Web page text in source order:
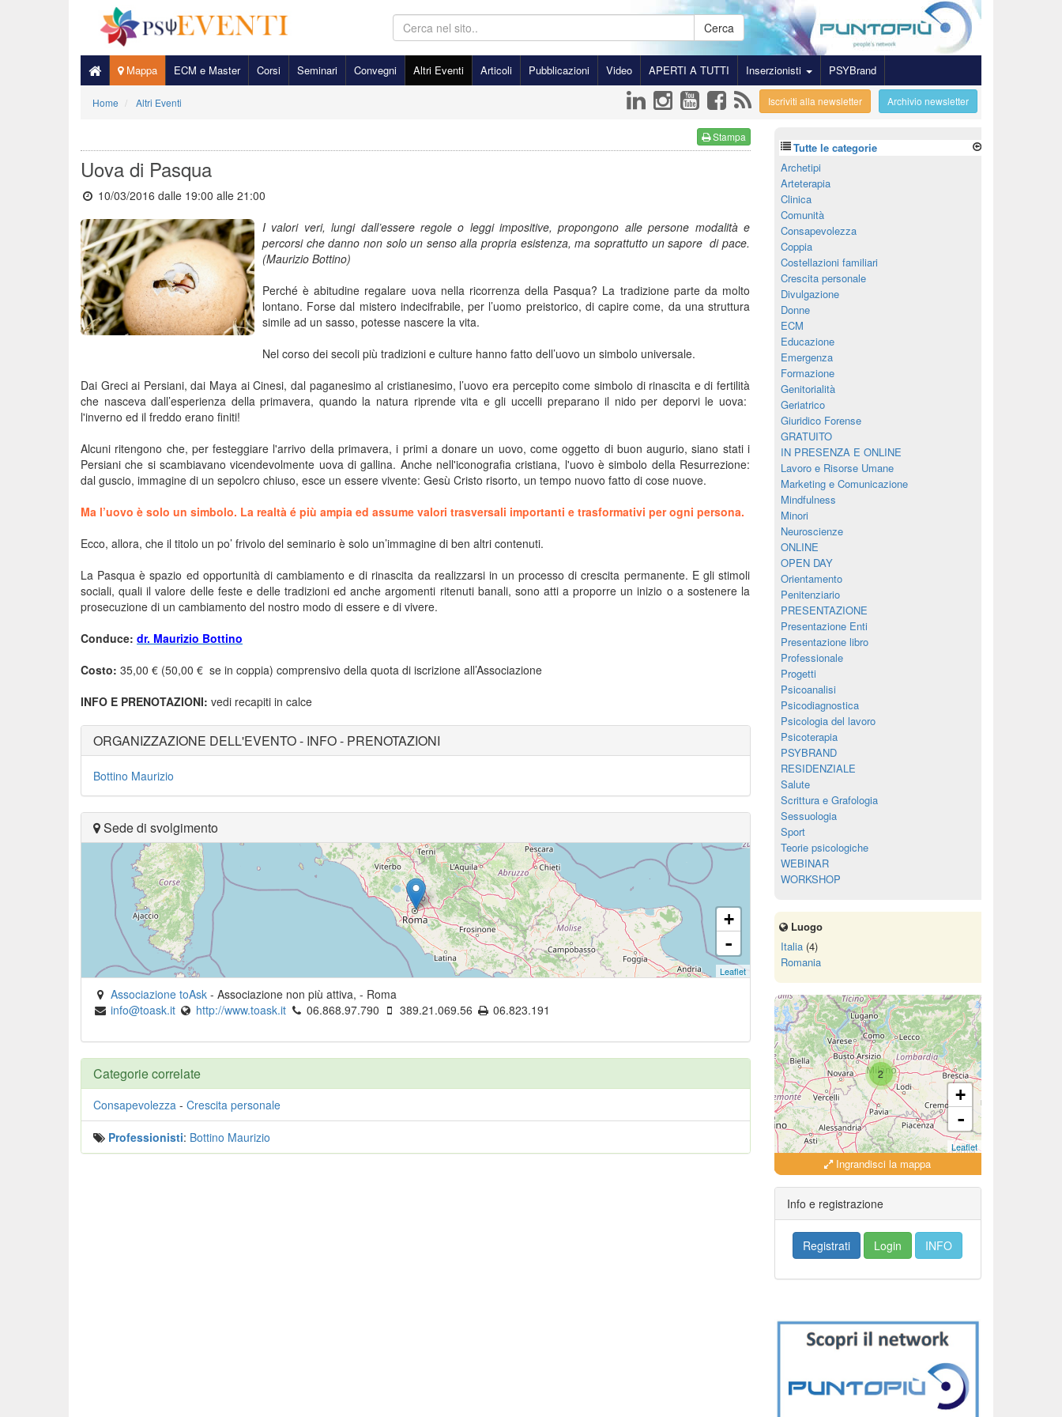
Cerca
Mappa ECM e Master Corsi Seminari Convegni Altri Eventi Articoli Pubblicazioni Video APERTI A TUTTI Inserzionisti PSYBrand
Home Altri Eventi Archivio newsletter
Iscriviti alla newsletter
Stampa
Uova di Pasqua
10/03/2016 dalle 19:00 alle 21:00
I valori veri, lungi dall’essere regole o leggi impositive, propongono alle persone modalità e
percorsi che danno non solo un senso alla propria esistenza, ma soprattutto un sapore di pace.
(Maurizio Bottino)
Perché è abitudine regalare uova nella ricorrenza della Pasqua? La tradizione parte da molto
lontano. Forse dal mistero indecifrabile, per l’uomo preistorico, di capire come, da una struttura
simile ad un sasso, potesse nascere la vita.
Nel corso dei secoli più tradizioni e culture hanno fatto dell’uovo un simbolo universale.
Dai Greci ai Persiani, dai Maya ai Cinesi, dal paganesimo al cristianesimo, l’uovo era percepito come simbolo di rinascita e di fertilità
che nasceva dall’esperienza della primavera, quando la natura riprende vita e gli uccelli preparano il nido per deporvi le uova:
l'inverno ed il freddo erano finiti!
Alcuni ritengono che, per festeggiare l'arrivo della primavera, i primi a donare un uovo, come oggetto di buon augurio, siano stati i
Persiani che si scambiavano vicendevolmente uova di gallina. Anche nell'iconografia cristiana, l'uovo è simbolo della Resurrezione:
dal guscio, immagine di un sepolcro chiuso, esce un essere vivente: Gesù Cristo risorto, un tempo nuovo fatto di cose nuove.
Ma l’uovo è solo un simbolo. La realtà é più ampia ed assume valori trasversali importanti e trasformativi per ogni persona.
Ecco, allora, che il titolo un po’ frivolo del seminario è solo un’immagine di ben altri contenuti.
La Pasqua è spazio ed opportunità di cambiamento e di rinascita da realizzarsi in un processo di crescita permanente. E gli stimoli
sociali, quali il valore delle feste e delle tradizioni ed anche argomenti ritenuti banali, sono atti a proporre un inizio o a sostenere la
prosecuzione di un cambiamento del nostro modo di essere e di vivere.
Conduce: dr. Maurizio Bottino
Costo: 35,00 € (50,00 € se in coppia) comprensivo della quota di iscrizione all’Associazione
INFO E PRENOTAZIONI: vedi recapiti in calce
ORGANIZZAZIONE DELL'EVENTO - INFO - PRENOTAZIONI
Bottino Maurizio
Sede di svolgimento
+
-
Leaflet
Associazione toAsk - Associazione non più attiva, - Roma
info@toask.it
http://www.toask.it 06.868.97.790 389.21.069.56 06.823.191
Categorie correlate
Consapevolezza - Crescita personale
Professionisti: Bottino Maurizio
Tutte le categorie
Archetipi
Arteterapia
Clinica
Comunità
Consapevolezza
Coppia
Costellazioni familiari
Crescita personale
Divulgazione
Donne
ECM
Educazione
Emergenza
Formazione
Genitorialità
Geriatrico
Giuridico Forense
GRATUITO
IN PRESENZA E ONLINE
Lavoro e Risorse Umane
Marketing e Comunicazione
Mindfulness
Minori
Neuroscienze
ONLINE
OPEN DAY
Orientamento
Penitenziario
PRESENTAZIONE
Presentazione Enti
Presentazione libro
Professionale
Progetti
Psicoanalisi
Psicodiagnostica
Psicologia del lavoro
Psicoterapia
PSYBRAND
RESIDENZIALE
Salute
Scrittura e Grafologia
Sessuologia
Sport
Teorie psicologiche
WEBINAR
WORKSHOP
Luogo
Italia(4)
Romania
2
+
-
Leaflet
Ingrandisci la mappa
Info e registrazione
Registrati Login INFO